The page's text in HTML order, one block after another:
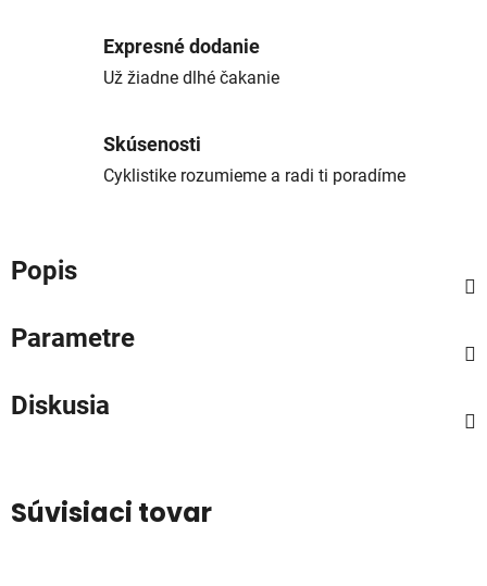
Expresné dodanie
Už žiadne dlhé čakanie
Skúsenosti
Cyklistike rozumieme a radi ti poradíme
Popis
Parametre
Diskusia
Súvisiaci tovar